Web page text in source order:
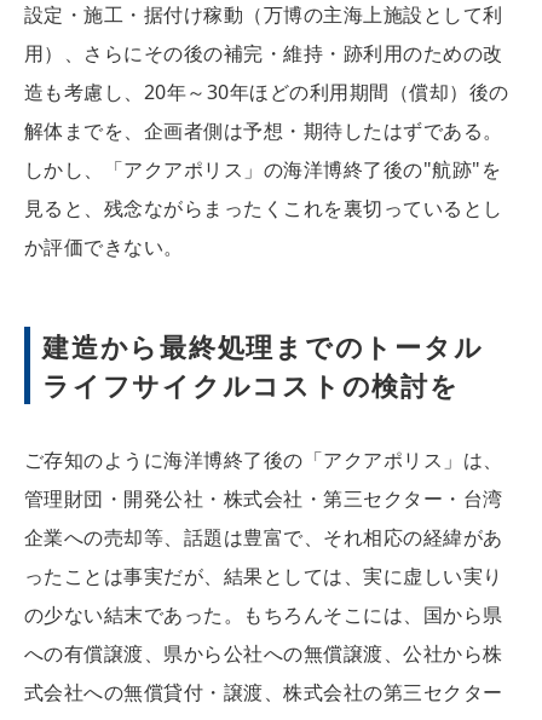
設定・施工・据付け稼動（万博の主海上施設として利
用）、さらにその後の補完・維持・跡利用のための改
造も考慮し、20年～30年ほどの利用期間（償却）後の
解体までを、企画者側は予想・期待したはずである。
しかし、「アクアポリス」の海洋博終了後の"航跡"を
見ると、残念ながらまったくこれを裏切っているとし
か評価できない。
建造から最終処理までのトータル
ライフサイクルコストの検討を
ご存知のように海洋博終了後の「アクアポリス」は、
管理財団・開発公社・株式会社・第三セクター・台湾
企業への売却等、話題は豊富で、それ相応の経緯があ
ったことは事実だが、結果としては、実に虚しい実り
の少ない結末であった。もちろんそこには、国から県
への有償譲渡、県から公社への無償譲渡、公社から株
式会社への無償貸付・譲渡、株式会社の第三セクター